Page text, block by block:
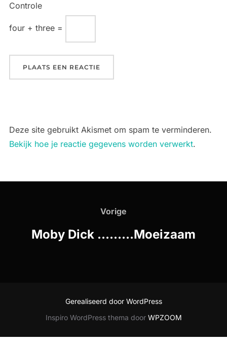
Controle
four + three =
Deze site gebruikt Akismet om spam te verminderen.
Bekijk hoe je reactie gegevens worden verwerkt.
Vorige
Vorige
Moby Dick ………Moeizaam
Gerealiseerd door WordPress
Inspiro WordPress thema door WPZOOM